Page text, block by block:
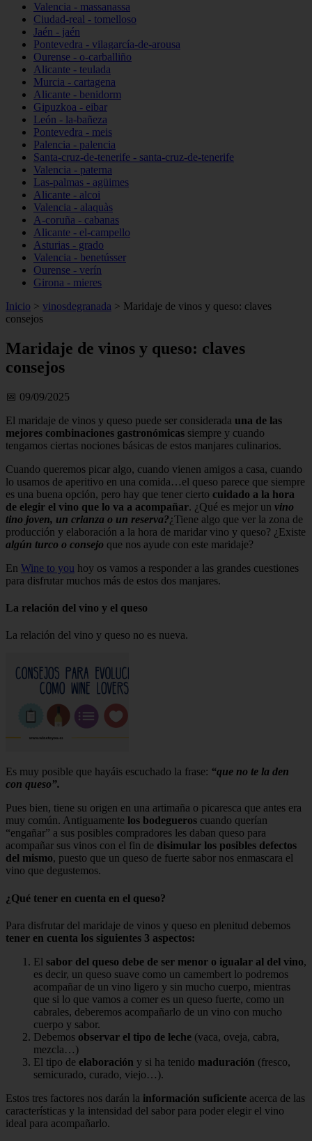
Valencia - massanassa
Ciudad-real - tomelloso
Jaén - jaén
Pontevedra - vilagarcía-de-arousa
Ourense - o-carballiño
Alicante - teulada
Murcia - cartagena
Alicante - benidorm
Gipuzkoa - eibar
León - la-bañeza
Pontevedra - meis
Palencia - palencia
Santa-cruz-de-tenerife - santa-cruz-de-tenerife
Valencia - paterna
Las-palmas - agüimes
Alicante - alcoi
Valencia - alaquàs
A-coruña - cabanas
Alicante - el-campello
Asturias - grado
Valencia - benetússer
Ourense - verín
Girona - mieres
Inicio > vinosdegranada > Maridaje de vinos y queso: claves
consejos
Maridaje de vinos y queso: claves
consejos
📅 09/09/2025
El maridaje de vinos y queso puede ser considerada una de las
mejores combinaciones gastronómicas siempre y cuando
tengamos ciertas nociones básicas de estos manjares culinarios.
Cuando queremos picar algo, cuando vienen amigos a casa, cuando
lo usamos de aperitivo en una comida…el queso parece que siempre
es una buena opción, pero hay que tener cierto cuidado a la hora
de elegir el vino que lo va a acompañar. ¿Qué es mejor un vino
tino joven, un crianza o un reserva?¿Tiene algo que ver la zona de
producción y elaboración a la hora de maridar vino y queso? ¿Existe
algún turco o consejo que nos ayude con este maridaje?
En Wine to you hoy os vamos a responder a las grandes cuestiones
para disfrutar muchos más de estos dos manjares.
La relación del vino y el queso
La relación del vino y queso no es nueva.
Es muy posible que hayáis escuchado la frase: “que no te la den
con queso”.
Pues bien, tiene su origen en una artimaña o picaresca que antes era
muy común. Antiguamente los bodegueros cuando querían
“engañar” a sus posibles compradores les daban queso para
acompañar sus vinos con el fin de disimular los posibles defectos
del mismo, puesto que un queso de fuerte sabor nos enmascara el
vino que degustemos.
¿Qué tener en cuenta en el queso?
Para disfrutar del maridaje de vinos y queso en plenitud debemos
tener en cuenta los siguientes 3 aspectos:
El sabor del queso debe de ser menor o igualar al del vino,
es decir, un queso suave como un camembert lo podremos
acompañar de un vino ligero y sin mucho cuerpo, mientras
que si lo que vamos a comer es un queso fuerte, como un
cabrales, deberemos acompañarlo de un vino con mucho
cuerpo y sabor.
Debemos observar el tipo de leche (vaca, oveja, cabra,
mezcla…)
El tipo de elaboración y si ha tenido maduración (fresco,
semicurado, curado, viejo…).
Estos tres factores nos darán la información suficiente acerca de las
características y la intensidad del sabor para poder elegir el vino
ideal para acompañarlo.